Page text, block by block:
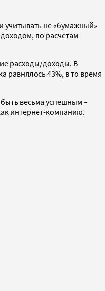
учитывать не «бумажный»
по расчетам
расходы/доходы. В
равнялось 43%, в то время
весьма успешным –
интернет-компанию.